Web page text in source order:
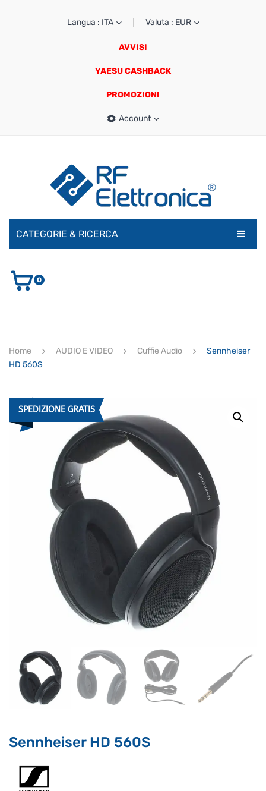
Langua : ITA Valuta : EUR
AVVISI
YAESU CASHBACK
PROMOZIONI
Account
CATEGORIE & RICERCA
AUDIO E VIDEO
ULTIMI ARRIVI
0
Home AUDIO E VIDEO Cuffie Audio
Sennheiser
HD 560S
SPEDIZIONE GRATIS
Sennheiser HD 560S
Supporto clienti RF Assist
Ciao, Come posso aiutarti?
Puoi chiedermi informazioni generali o specifiche su certi
Per ottenere dettagli su un determinato prodotto
assicurati di indicarne il nome completo